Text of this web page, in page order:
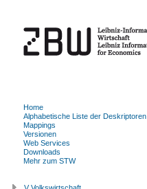
Home
Alphabetische Liste der Deskriptoren
Mappings
Versionen
Web Services
Downloads
Mehr zum STW